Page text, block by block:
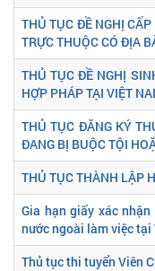
THỦ TỤC ĐỀ NGHỊ
TRỰC THUỘC CÓ ĐỊA
THỦ TỤC ĐỀ NGHỊ
HỢP PHÁP TẠI VIỆT
THỦ TỤC ĐĂNG KÝ
ĐANG BỊ BUỘC TỘI
THỦ TỤC THÀNH LẬP
Gia hạn giấy xác
nước ngoài làm việc tại
Thủ tục thi tuyển Viên